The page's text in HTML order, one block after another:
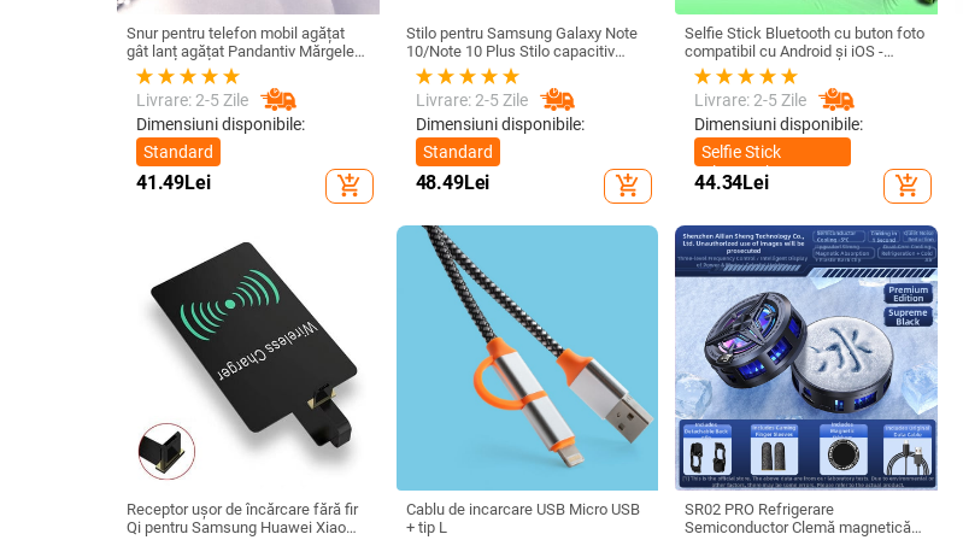
Snur pentru telefon mobil agățat
gât lanț agățat Pandantiv Mărgele
de cristal realizat manual Coarda
anti-pierdere pentru iPhone Curea
detașabilă
Livrare: 2-5 Zile
Dimensiuni disponibile:
Standard
41.49Lei add_shopping_cart
Stilo pentru Samsung Galaxy Note
10/Note 10 Plus Stilo capacitiv
universal Ecran tactil sensibil SPen
Nu este compatibil cu Bluetooth
Livrare: 2-5 Zile
Dimensiuni disponibile:
Standard
48.49Lei add_shopping_cart
Selfie Stick Bluetooth cu buton foto
compatibil cu Android și iOS -
Negru / Verde
Livrare: 2-5 Zile
Dimensiuni disponibile:
Selfie Stick
Bluetooth
44.34Lei add_shopping_cart
Receptor ușor de încărcare fără fir
Qi pentru Samsung Huawei Xiaomi
Cablu de incarcare USB Micro USB
+ tip L
SR02 PRO Refrigerare
Semiconductor Clemă magnetică